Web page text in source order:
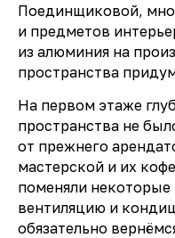
Поединщиковой,
и предметов
из алюминия на
пространства
На первом этаже
пространства не
от прежнего
мастерской и их
поменяли
вентиляцию и
обязательно